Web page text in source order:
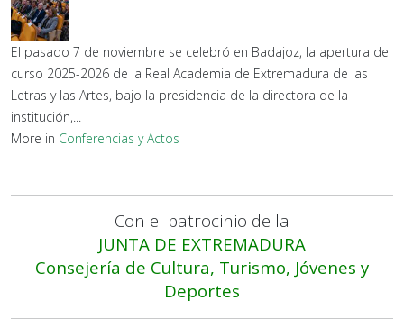
El pasado 7 de noviembre se celebró en Badajoz, la apertura del
curso 2025-2026 de la Real Academia de Extremadura de las
Letras y las Artes, bajo la presidencia de la directora de la
institución,...
More in Conferencias y Actos
Con el patrocinio de la
JUNTA DE EXTREMADURA
Consejería de Cultura, Turismo, Jóvenes y
Deportes